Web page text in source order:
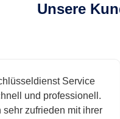
Unsere
Service
und professionell.
zufrieden mit ihrer